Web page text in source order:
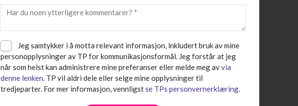
Jeg samtykker i å motta relevant informasjon, inkludert bruk av mine
personopplysninger av TP for kommunikasjonsformål. Jeg forstår at jeg
når som helst kan administrere mine preferanser eller melde meg avvia
denne lenken. TP vil aldri dele eller selge mine opplysninger til
tredjeparter. For mer informasjon, vennligstse TPs personvernerklæring.